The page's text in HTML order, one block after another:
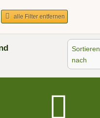
alle Filter entfernen
Sortieren
nach